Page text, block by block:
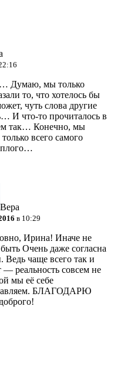
Думаю, мы только
то, что хотелось бы
чуть слова другие
И что-то прочиталось в
так… Конечно, мы
всего самого
Вера
в 10:29
Ирина! Иначе не
Очень даже согласна
Ведь чаще всего так и
— реальность совсем не
мы её себе
БЛАГОДАРЮ